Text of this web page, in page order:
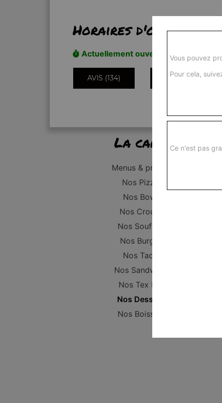
Horaires d'ouverture
Actuellement ouvert
AVIS (134) INFORMATIONS
La carte
Menus & promos
Nos Pizzas
Nos Bowls
Nos Crousty
Nos Soufflets
Nos Burgers
Nos Tacos
Nos Sandwichs
Nos Tex Mex
Nos Desserts
Nos Boissons
Vous pouvez
Pour cela,
Ce n'est pas